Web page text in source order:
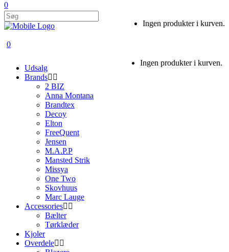
0
Ingen produkter i kurven.
0
Ingen produkter i kurven.
Udsalg
Brands
2 BIZ
Anna Montana
Brandtex
Decoy
Elton
FreeQuent
Jensen
M.A.P.P
Mansted Strik
Missya
One Two
Skovhuus
Marc Lauge
Accessories
Bælter
Tørklæder
Kjoler
Overdele